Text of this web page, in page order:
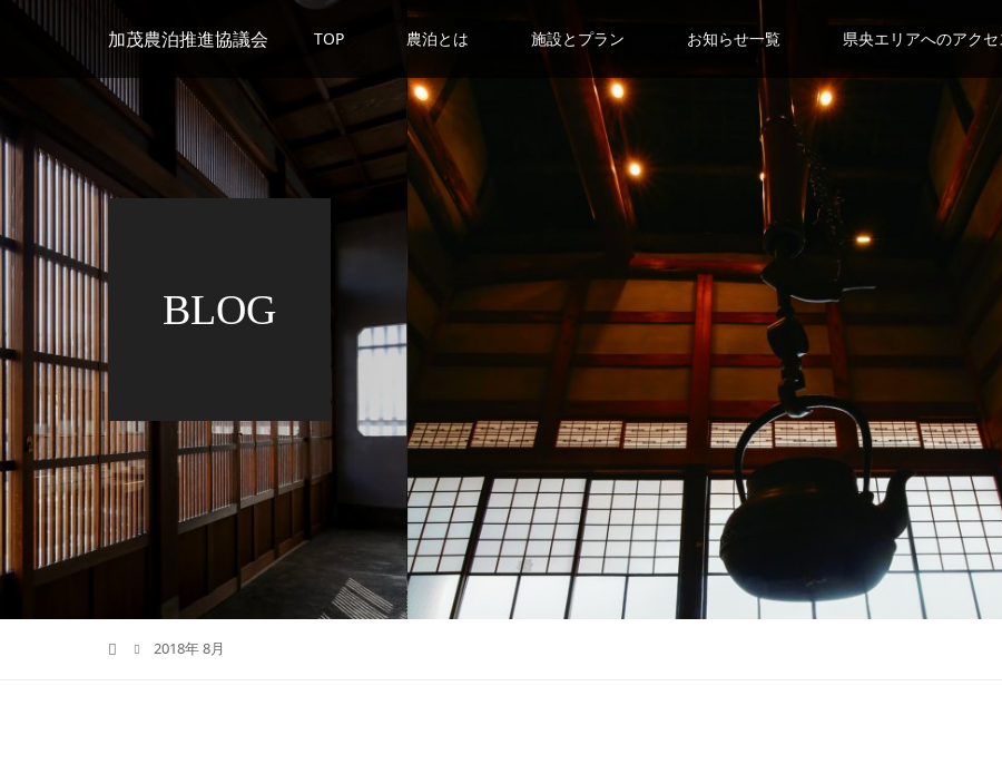
加茂農泊推進協議会 TOP 農泊とは 施設とプラン お知らせ一覧 県央エリアへのアクセ
BLOG
2018年 8月